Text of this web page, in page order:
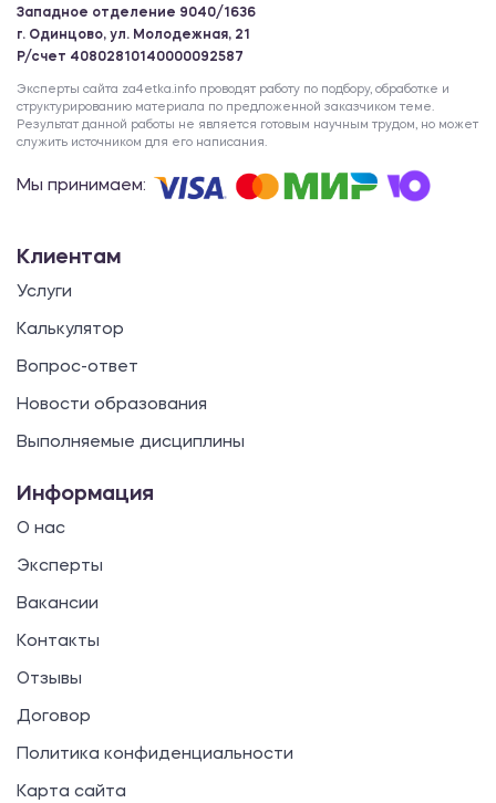
Западное отделение 9040/1636
г. Одинцово, ул. Молодежная, 21
Р/счет 40802810140000092587
Эксперты сайта za4etka.info проводят работу по подбору, обработке и
структурированию материала по предложенной заказчиком теме.
Результат данной работы не является готовым научным трудом, но может
служить источником для его написания.
Мы принимаем:
Клиентам
Услуги
Калькулятор
Вопрос-ответ
Новости образования
Выполняемые дисциплины
Информация
О нас
Эксперты
Вакансии
Контакты
Отзывы
Договор
Политика конфиденциальности
Карта сайта